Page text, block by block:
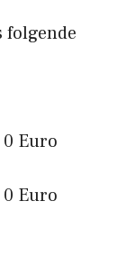
folgende
Euro
Euro